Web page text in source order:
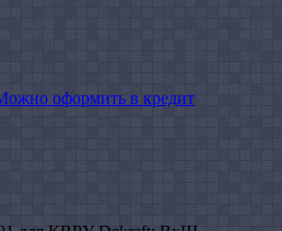
оформить в кредит